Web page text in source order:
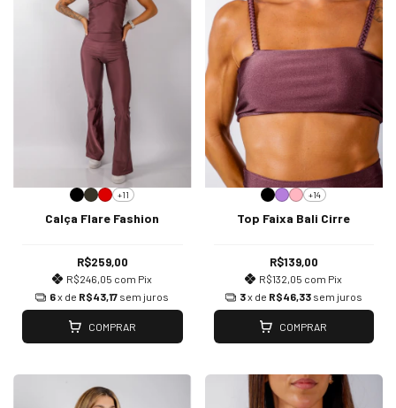
+11
Calça Flare Fashion
R$259,00
R$246,05 com Pix
6x de R$43,17 sem juros
COMPRAR
+14
Top Faixa Bali Cirre
R$139,00
R$132,05 com Pix
3x de R$46,33 sem juros
COMPRAR